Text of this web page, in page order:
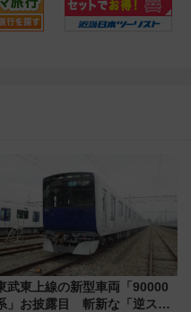
武東上線の新型車両「90000
」お披露目 斬新な「逆スラ